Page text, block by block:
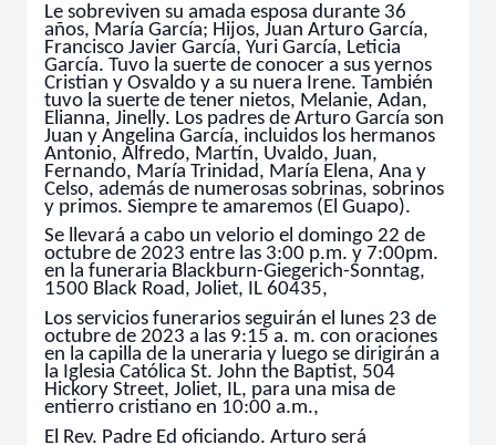
Le sobreviven su amada esposa durante 36
años, María García; Hijos, Juan Arturo García,
Francisco Javier García, Yuri García, Leticia
García. Tuvo la suerte de conocer a sus yernos
Cristian y Osvaldo y a su nuera Irene. También
tuvo la suerte de tener nietos, Melanie, Adan,
Elianna, Jinelly. Los padres de Arturo García son
Juan y Angelina García, incluidos los hermanos
Antonio, Alfredo, Martín, Uvaldo, Juan,
Fernando, María Trinidad, María Elena, Ana y
Celso, además de numerosas sobrinas, sobrinos
y primos. Siempre te amaremos (El Guapo).
Se llevará a cabo un velorio el domingo 22 de
octubre de 2023 entre las 3:00 p.m. y 7:00pm.
en la funeraria Blackburn-Giegerich-Sonntag,
1500 Black Road, Joliet, IL 60435,
Los servicios funerarios seguirán el lunes 23 de
octubre de 2023 a las 9:15 a. m. con oraciones
en la capilla de la uneraria y luego se dirigirán a
la Iglesia Católica St. John the Baptist, 504
Hickory Street, Joliet, IL, para una misa de
entierro cristiano en 10:00 a.m.,
El Rev. Padre Ed oficiando. Arturo será